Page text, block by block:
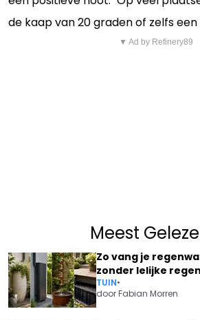
de kaap van 20 graden of zelfs
▼ Ad by Refinery89
Meest
Zo vang je
zonder lelijke
TUIN•
doorFabian Morren